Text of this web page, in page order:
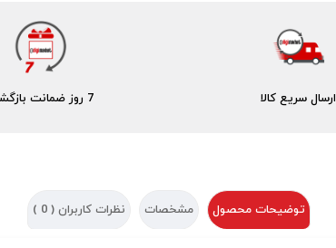
7 روز ضمانت بازگشت ارسال سریع کالا
توضیحات محصول مشخصات نظرات کاربران ( 0
)